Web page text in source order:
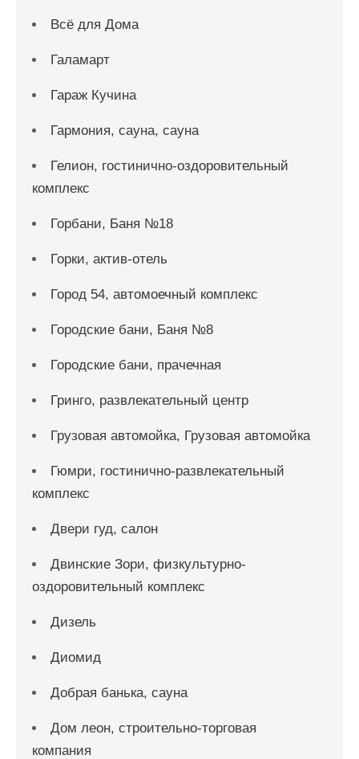
Всё для Дома
Галамарт
Гараж Кучина
Гармония, сауна, сауна
Гелион, гостинично-оздоровительный
комплекс
Горбани, Баня №18
Горки, актив-отель
Город 54, автомоечный комплекс
Городские бани, Баня №8
Городские бани, прачечная
Гринго, развлекательный центр
Грузовая автомойка, Грузовая автомойка
Гюмри, гостинично-развлекательный
комплекс
Двери гуд, салон
Двинские Зори, физкультурно-
оздоровительный комплекс
Дизель
Диомид
Добрая банька, сауна
Дом леон, строительно-торговая
компания